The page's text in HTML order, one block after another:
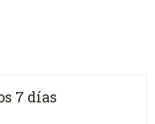
7 días